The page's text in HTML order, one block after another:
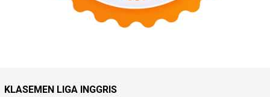
KLASEMEN LIGA INGGRIS